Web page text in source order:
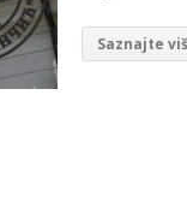
Saznajte